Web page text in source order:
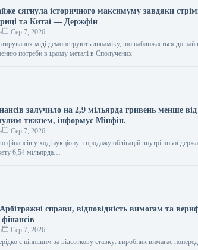
сягнула історичного максимуму завдяки
та Китаї — Держфін
Сер 7, 2026
міді демонструють динаміку, що наближається до
потреби в цьому металі в Сполучених
залучило на 2,9 мільярда гривень менше
тижнем, інформує Мінфін.
Сер 7, 2026
фінансів у ході аукціону з продажу облігацій внутрішньої
6,54 мільярда…
справи, відповідність вимогам та
Сер 7, 2026
є ціннішим за відсоткову ставку: виробник вимагає